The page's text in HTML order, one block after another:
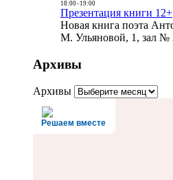
18:00- 19:00
Презентация книги 12+
Новая книга поэта
М. Ульяновой, 1, зал №
Архивы
Архивы
Решаем вместе